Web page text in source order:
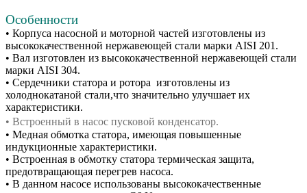
Особенности
• Корпуса насосной и моторной частей изготовлены из
высококачественной нержавеющей стали марки AISI 201.
• Вал изготовлен из высококачественной нержавеющей стали
марки AISI 304.
• Сердечники статора и ротора изготовлены из
холоднокатаной стали,что значительно улучшает их
характеристики.
• Встроенный в насос пусковой конденсатор.
• Медная обмотка статора, имеющая повышенные
индукционные характеристики.
• Встроенная в обмотку статора термическая защита,
предотвращающая перегрев насоса.
• В данном насосе использованы высококачественные